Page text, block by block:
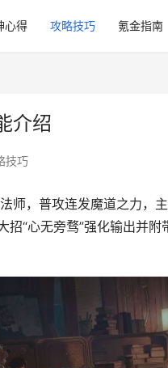
心得 攻略技巧 氪金指南
介绍
技巧
师，普攻连发魔道之力，
招“心无旁骛”强化输出并